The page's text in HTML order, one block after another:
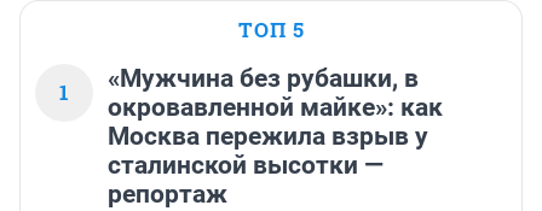
ТОП 5
1
«Мужчина без рубашки, в
окровавленной майке»: как
Москва пережила взрыв у
сталинской высотки —
репортаж